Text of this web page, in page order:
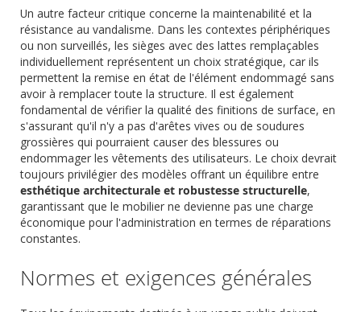
Un autre facteur critique concerne la maintenabilité et la
résistance au vandalisme. Dans les contextes périphériques
ou non surveillés, les sièges avec des lattes remplaçables
individuellement représentent un choix stratégique, car ils
permettent la remise en état de l'élément endommagé sans
avoir à remplacer toute la structure. Il est également
fondamental de vérifier la qualité des finitions de surface, en
s'assurant qu'il n'y a pas d'arêtes vives ou de soudures
grossières qui pourraient causer des blessures ou
endommager les vêtements des utilisateurs. Le choix devrait
toujours privilégier des modèles offrant un équilibre entre
esthétique architecturale et robustesse structurelle,
garantissant que le mobilier ne devienne pas une charge
économique pour l'administration en termes de réparations
constantes.
Normes et exigences générales